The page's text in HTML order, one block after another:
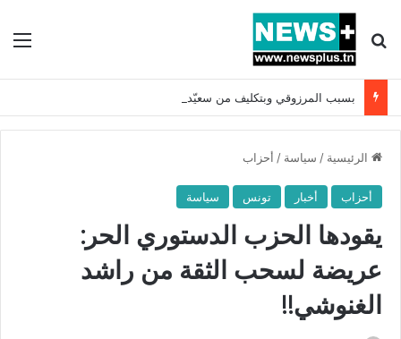
بحث عن
الرئيسية / سياسة / أحزاب
أحزاب أخبار تونس سياسة
يقودها الحزب الدستوري الحر:
عريضة لسحب الثقة من راشد
الغنوشي!!